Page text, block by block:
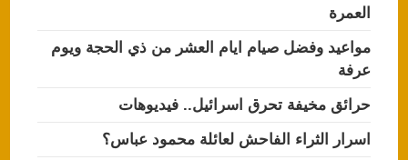
العمرة
مواعيد وفضل صيام ايام العشر من ذي الحجة ويوم
عرفة
حرائق مخيفة تحرق اسرائيل.. فيديوهات
اسرار الثراء الفاحش لعائلة محمود عباس؟